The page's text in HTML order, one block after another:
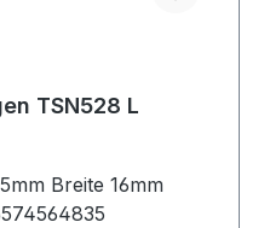
SKF Gehäusedichtungen TSN528 L
Breite 16mm